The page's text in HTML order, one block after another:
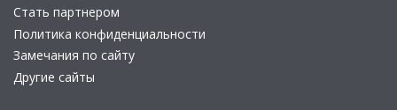
Стать партнером
Политика конфиденциальности
Замечания по сайту
Другие сайты